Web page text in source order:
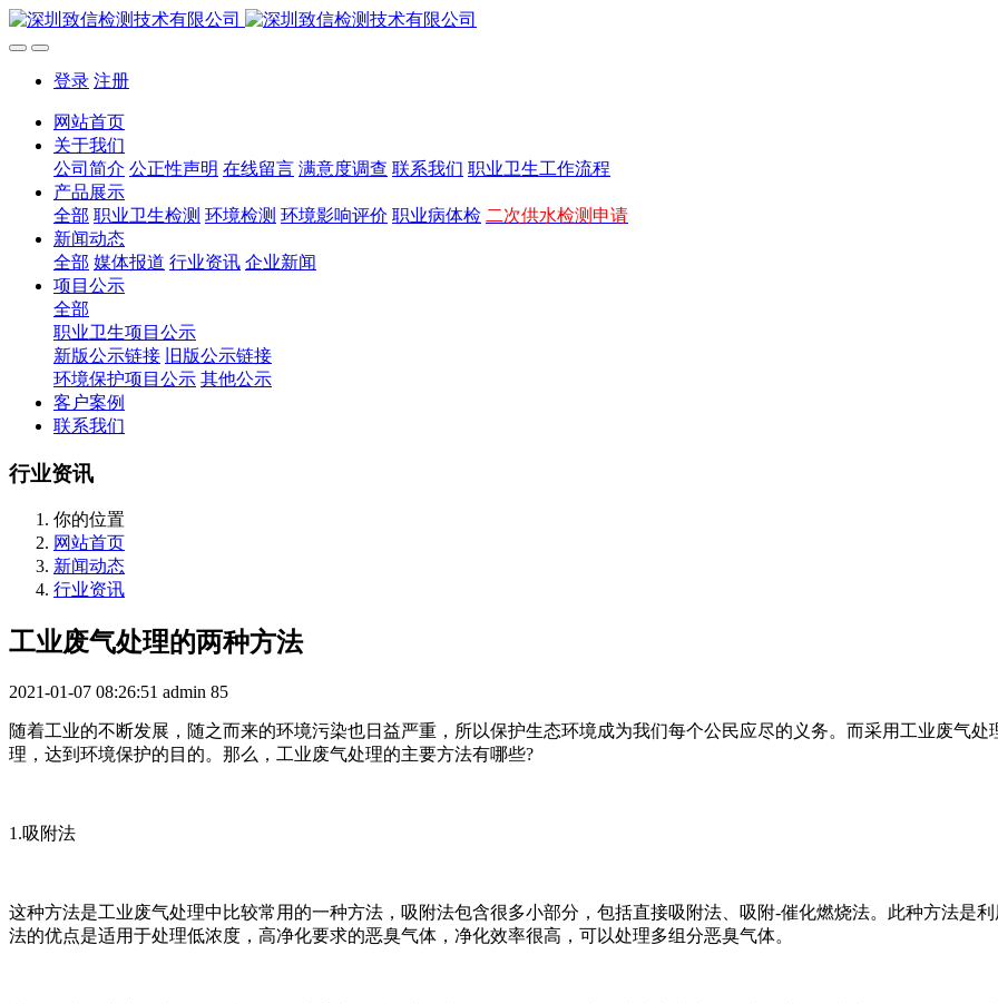
登录 注册
网站首页
关于我们
公司简介 公正性声明 在线留言 满意度调查 联系我们 职业卫生工作流程
产品展示
全部 职业卫生检测 环境检测 环境影响评价 职业病体检 二次供水检测申请
新闻动态
全部 媒体报道 行业资讯 企业新闻
项目公示
全部
职业卫生项目公示
新版公示链接
旧版公示链接
环境保护项目公示 其他公示
客户案例
联系我们
行业资讯
你的位置
网站首页
新闻动态
行业资讯
工业废气处理的两种方法
2021-01-07 08:26:51 admin 85
随着工业的不断发展，随之而来的环境污染也日益严重，所以保护生态环境成为我们每个公民应尽的义务。而采用工业废气
理，达到环境保护的目的。那么，工业废气处理的主要方法有哪些?
1.吸附法
这种方法是工业废气处理中比较常用的一种方法，吸附法包含很多小部分，包括直接吸附法、吸附-催化燃烧法。此种方法是
法的优点是适用于处理低浓度，高净化要求的恶臭气体，净化效率很高，可以处理多组分恶臭气体。